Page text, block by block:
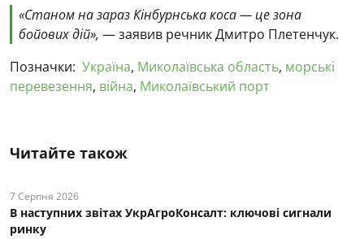
«Станом на зараз Кінбурнська коса — це зона
бойових дій», — заявив речник Дмитро Плетенчук.
Позначки: Україна, Миколаївська область, морські
перевезення, війна, Миколаївський порт
Читайте також
7 Серпня 2026
В наступних звітах УкрАгроКонсалт: ключові cигнали
ринку